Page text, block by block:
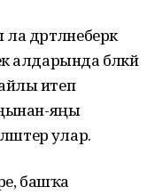
дәртләнеберәк
бәләкәй
итеп
яңы
улар.
башҡа